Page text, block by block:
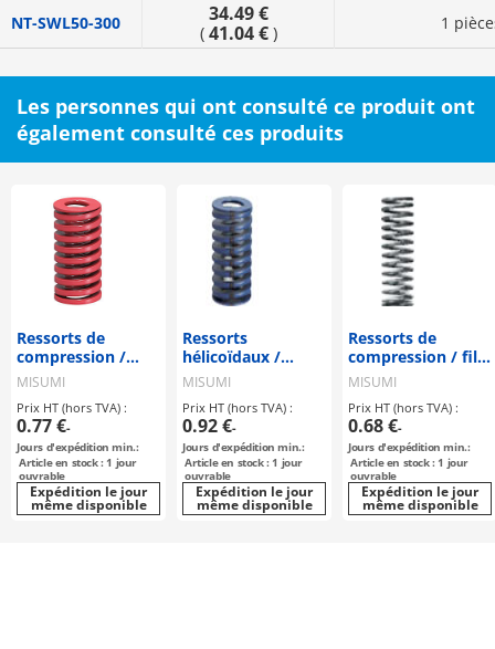
NT-SWL50-300 34.49 €
( 41.04 €) 1
Les personnes qui ont consulté ce produit ont
également consulté ces produits
Ressorts de
compression /
MISUMI / SWM
MISUMI
Prix HT (hors TVA) :
0.77 €-
Jours d'expédition min.:
Article en stock : 1 jour
ouvrable
Expédition le jour
même disponible
Ressorts
hélicoïdaux /
Déformation 32-
référencé
MISUMI
Prix HT (hors TVA) :
0.92 €-
Jours d'expédition min.:
Article en stock : 1 jour
ouvrable
Expédition le jour
même disponible
Ressorts de
compression / fil
rond / ressort de
/ WL
MISUMI
Prix HT (hors TVA) :
0.68 €-
Jours d'expédition min.:
Article en stock : 1 jour
ouvrable
Expédition le jour
même disponible